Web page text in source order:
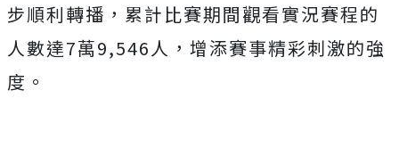
步順利轉播，累計比賽期間觀看實況賽程的
人數達7萬9,546人，增添賽事精彩刺激的強
度。